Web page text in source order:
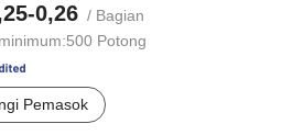
0,26 / Bagian
500 Potong
Pemasok